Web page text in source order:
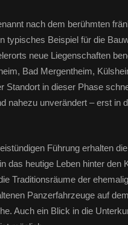
nach dem berühmten
typisches Beispiel für die
neue Liegenschaften
Bad Mergentheim,
Standort in dieser Phase
nahezu unverändert – erst in
Führung erhalten
das heutige Leben hinter
Traditionsräume der
Panzerfahrzeuge auf
Auch ein Blick in die